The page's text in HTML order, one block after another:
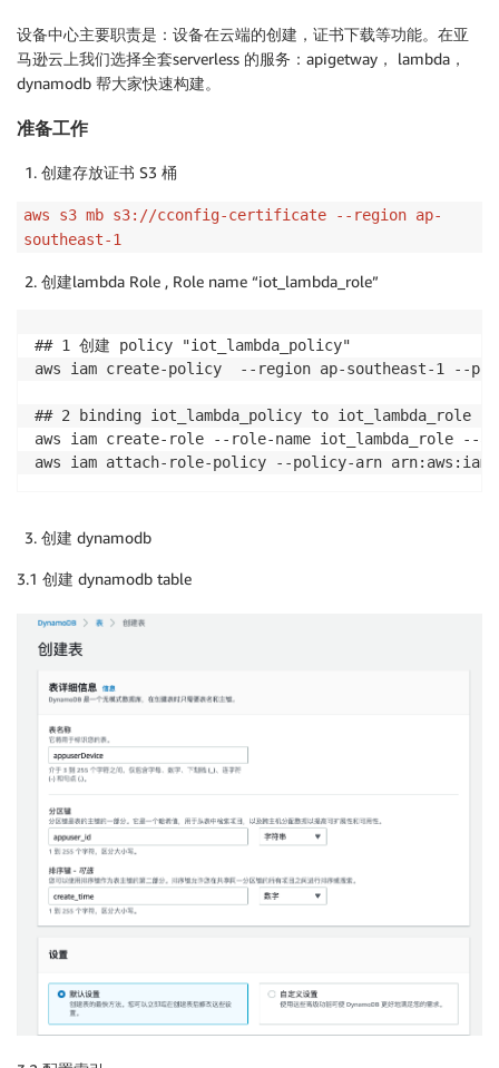
设备中心主要职责是：设备在云端的创建，证书下载等功能。在亚
马逊云上我们选择全套serverless 的服务：apigetway， lambda，
dynamodb 帮大家快速构建。
准备工作
创建存放证书 S3 桶
aws s3 mb s3://cconfig-certificate --region ap-
southeast-1
创建lambda Role , Role name “iot_lambda_role”
## 1 创建 policy "iot_lambda_policy"
aws iam create-policy  --region ap-southeast-1
## 2 binding iot_lambda_policy to iot_lambda_role
aws iam create-role --role-name iot_lambda_role
创建 dynamodb
3.1 创建 dynamodb table